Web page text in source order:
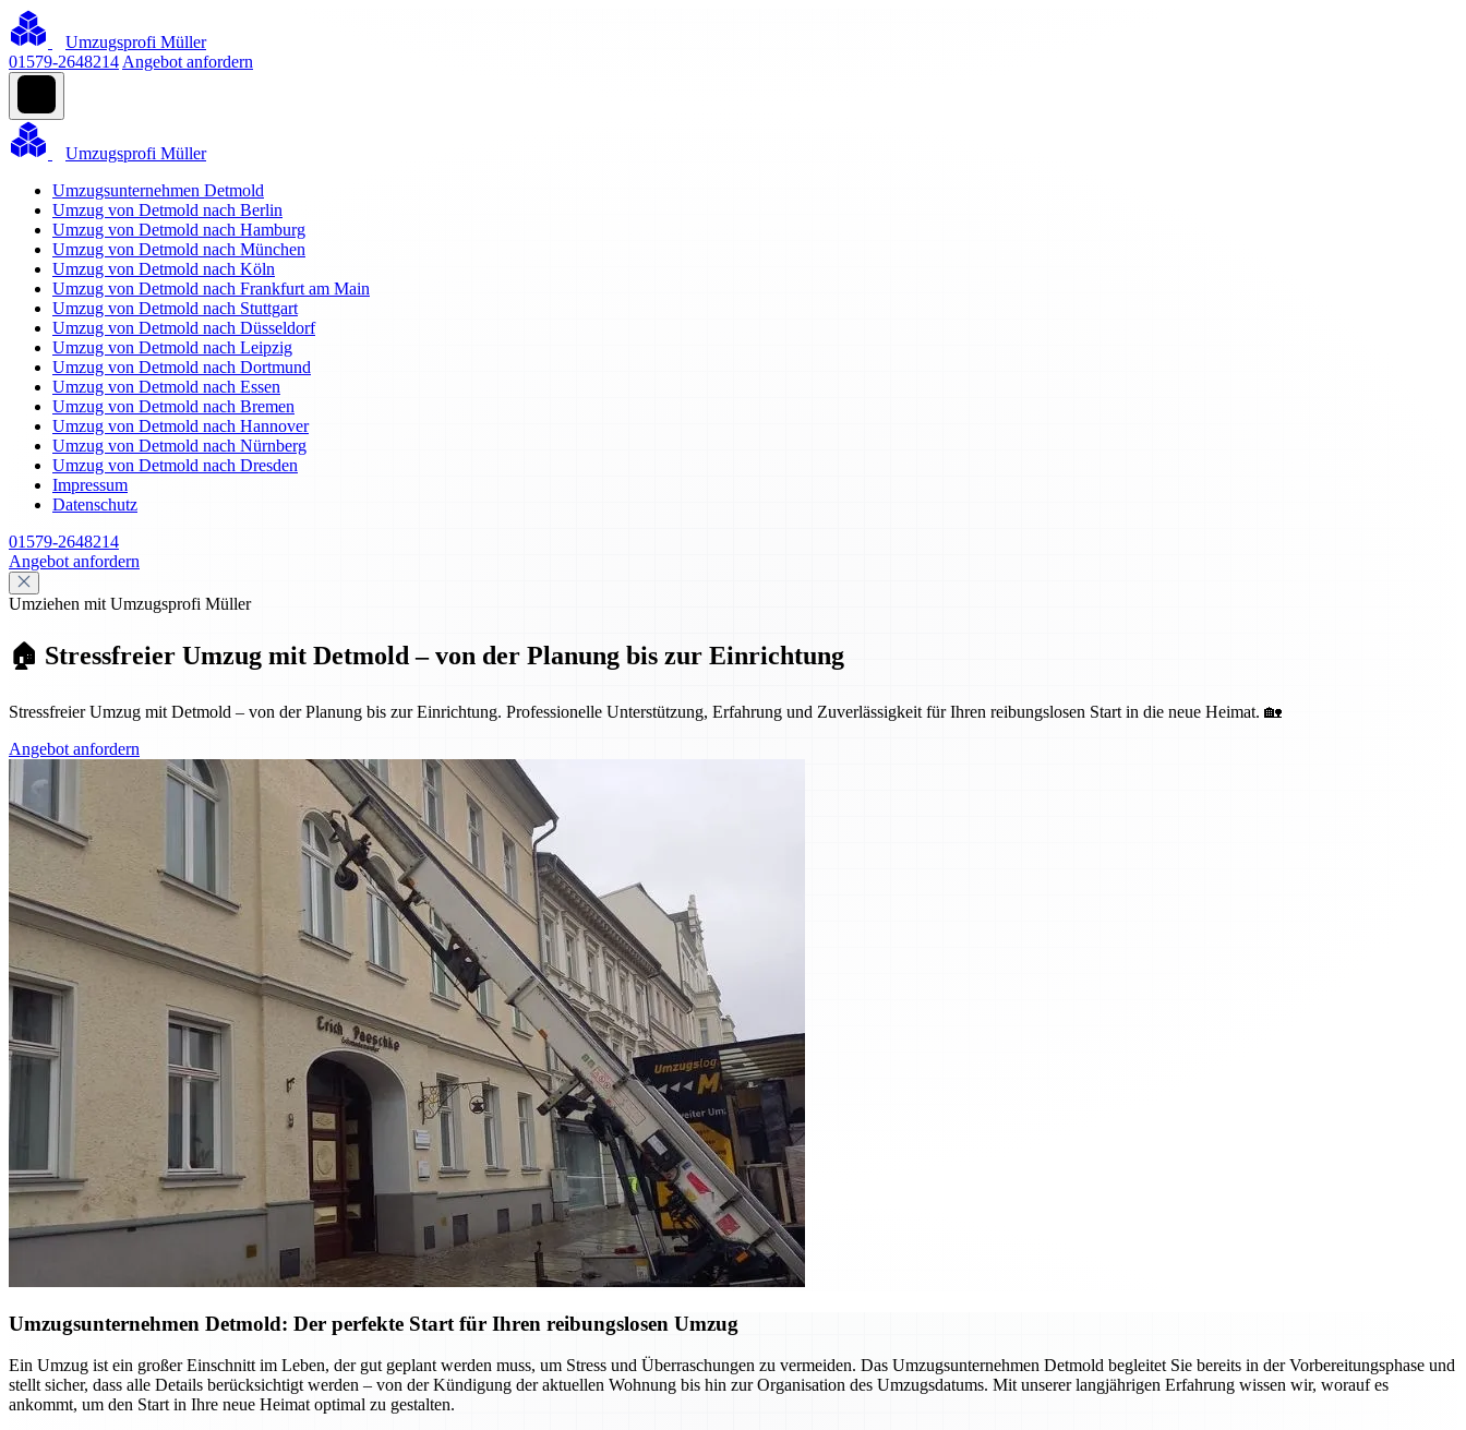
Umzugsprofi Müller
01579-2648214 Angebot anfordern
Umzugsprofi Müller
Umzugsunternehmen Detmold
Umzug von Detmold nach Berlin
Umzug von Detmold nach Hamburg
Umzug von Detmold nach München
Umzug von Detmold nach Köln
Umzug von Detmold nach Frankfurt am Main
Umzug von Detmold nach Stuttgart
Umzug von Detmold nach Düsseldorf
Umzug von Detmold nach Leipzig
Umzug von Detmold nach Dortmund
Umzug von Detmold nach Essen
Umzug von Detmold nach Bremen
Umzug von Detmold nach Hannover
Umzug von Detmold nach Nürnberg
Umzug von Detmold nach Dresden
Impressum
Datenschutz
01579-2648214
Angebot anfordern
Umziehen mit Umzugsprofi Müller
🏠 Stressfreier Umzug mit Detmold – von der Planung bis zur Einrichtung
Stressfreier Umzug mit Detmold – von der Planung bis zur Einrichtung. Professionelle Unterstützung, Erfahrung und Zuverlässigkeit für Ihren reibungslosen Start in die neue Heimat. 🏡
Angebot anfordern
Umzugsunternehmen Detmold: Der perfekte Start für Ihren reibungslosen Umzug
Ein Umzug ist ein großer Einschnitt im Leben, der gut geplant werden muss, um Stress und Überraschungen zu vermeiden. Das Umzugsunternehmen Detmold begleitet Sie bereits in der Vorbereitungsphase und
stellt sicher, dass alle Details berücksichtigt werden – von der Kündigung der aktuellen Wohnung bis hin zur Organisation des Umzugsdatums. Mit unserer langjährigen Erfahrung wissen wir, worauf es
ankommt, um den Start in Ihre neue Heimat optimal zu gestalten.